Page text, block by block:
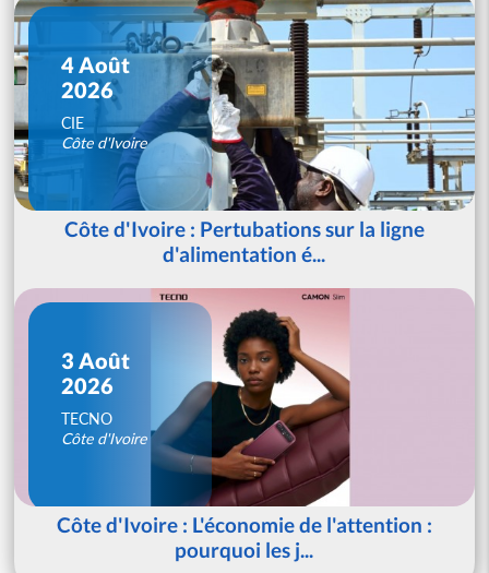
4 Août
2026
CIE
Côte d'Ivoire
Côte d'Ivoire : Pertubations sur la ligne
d'alimentation é...
3 Août
2026
TECNO
Côte d'Ivoire
Côte d'Ivoire : L'économie de l'attention :
pourquoi les j...